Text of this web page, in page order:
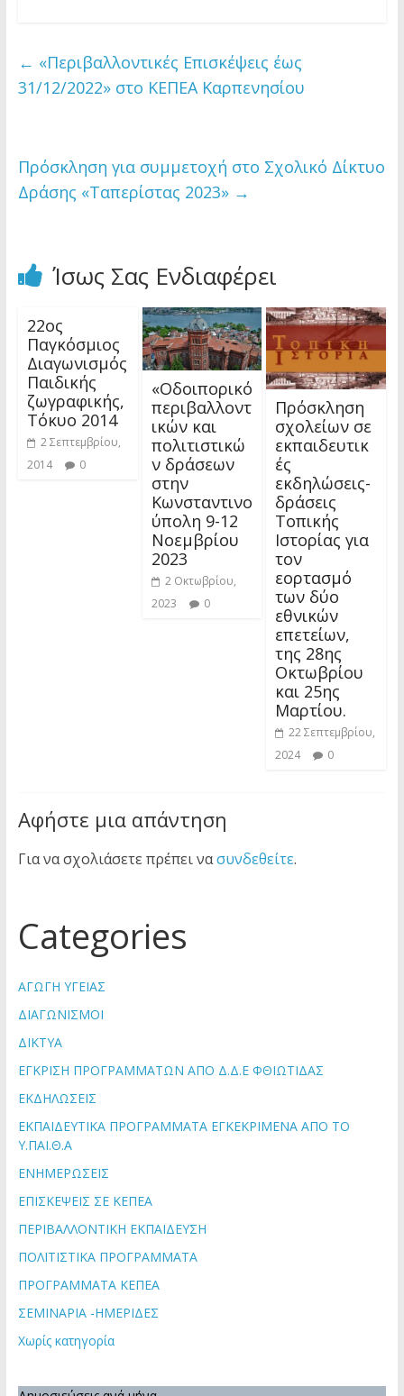
← «Περιβαλλοντικές Επισκέψεις έως
31/12/2022» στο ΚΕΠΕΑ Καρπενησίου
Πρόσκληση για συμμετοχή στο Σχολικό Δίκτυο
Δράσης «Ταπερίστας 2023» →
Ίσως Σας Ενδιαφέρει
22ος
Παγκόσμιος
Διαγωνισμός
Παιδικής
ζωγραφικής,
Τόκυο 2014
2 Σεπτεμβρίου,
2014
0
«Οδοιπορικό
περιβαλλοντ
ικών και
πολιτιστικώ
ν δράσεων
στην
Κωνσταντινο
ύπολη 9-12
Νοεμβρίου
2023
2 Οκτωβρίου,
2023
0
Πρόσκληση
σχολείων σε
εκπαιδευτικ
ές
εκδηλώσεις-
δράσεις
Τοπικής
Ιστορίας για
τον
εορτασμό
των δύο
εθνικών
επετείων,
της 28ης
Οκτωβρίου
και 25ης
Μαρτίου.
22 Σεπτεμβρίου,
2024
0
Αφήστε μια απάντηση
Για να σχολιάσετε πρέπει νασυνδεθείτε.
Categories
ΑΓΩΓΗ ΥΓΕΙΑΣ
ΔΙΑΓΩΝΙΣΜΟΙ
ΔΙΚΤΥΑ
ΕΓΚΡΙΣΗ ΠΡΟΓΡΑΜΜΑΤΩΝ ΑΠΟ Δ.Δ.Ε ΦΘΙΩΤΙΔΑΣ
ΕΚΔΗΛΩΣΕΙΣ
ΕΚΠΑΙΔΕΥΤΙΚΑ ΠΡΟΓΡΑΜΜΑΤΑ ΕΓΚΕΚΡΙΜΕΝΑ ΑΠΟ ΤΟ
Υ.ΠΑΙ.Θ.Α
ΕΝΗΜΕΡΩΣΕΙΣ
ΕΠΙΣΚΕΨΕΙΣ ΣΕ ΚΕΠΕΑ
ΠΕΡΙΒΑΛΛΟΝΤΙΚΗ ΕΚΠΑΙΔΕΥΣΗ
ΠΟΛΙΤΙΣΤΙΚΑ ΠΡΟΓΡΑΜΜΑΤΑ
ΠΡΟΓΡΑΜΜΑΤΑ ΚΕΠΕΑ
ΣΕΜΙΝΑΡΙΑ -ΗΜΕΡΙΔΕΣ
Χωρίς κατηγορία